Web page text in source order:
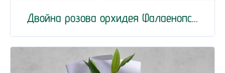
Двойна розова орхидея Фалаенопс...